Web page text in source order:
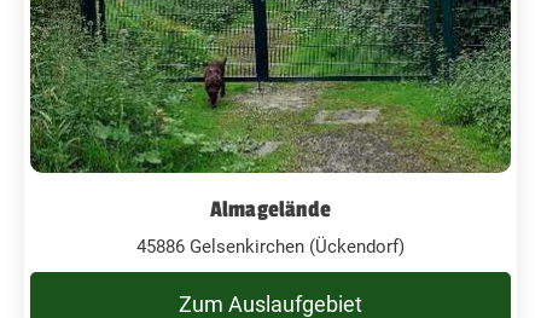
Almagelände
45886 Gelsenkirchen (Ückendorf)
Zum Auslaufgebiet